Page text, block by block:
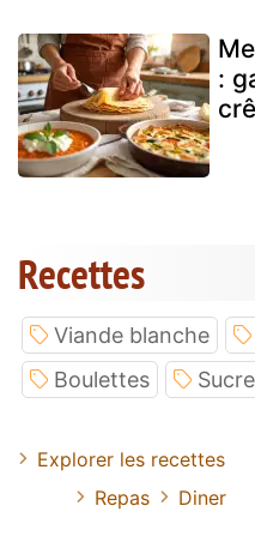
:
Recettes
Viande blanche
Boulettes
Explorer les recettes
Repas
Diner